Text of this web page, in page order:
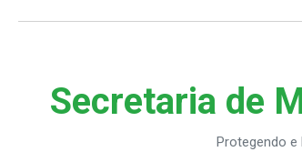
Secretaria de
Protegendo e